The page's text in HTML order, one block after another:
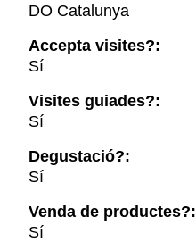
DO Catalunya
Accepta visites?:
Sí
Visites guiades?:
Sí
Degustació?:
Sí
Venda de productes?:
Sí